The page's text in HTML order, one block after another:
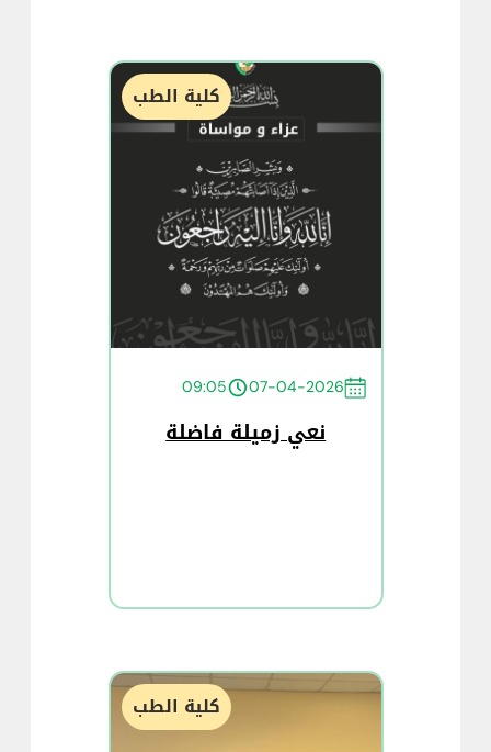
كلية الطب
07-04-2026
09:05
نعي زميلة فاضلة
كلية الطب